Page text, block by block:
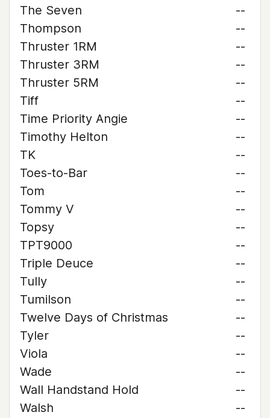
The Seven
--
Thompson
--
Thruster 1RM
--
Thruster 3RM
--
Thruster 5RM
--
Tiff
--
Time Priority Angie
--
Timothy Helton
--
TK
--
Toes-to-Bar
--
Tom
--
Tommy V
--
Topsy
--
TPT9000
--
Triple Deuce
--
Tully
--
Tumilson
--
Twelve Days of Christmas
--
Tyler
--
Viola
--
Wade
--
Wall Handstand Hold
--
Walsh
--